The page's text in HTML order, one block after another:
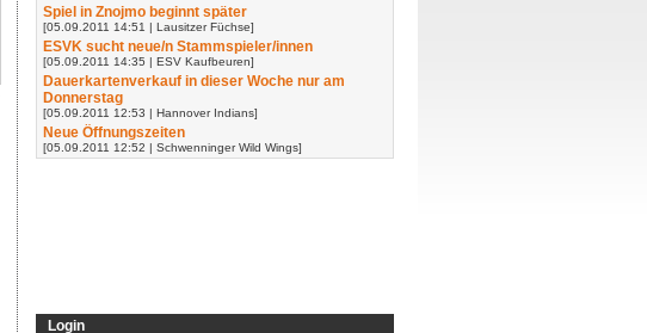
Spiel in Znojmo beginnt später
[05.09.2011 14:51 | Lausitzer Füchse]
ESVK sucht neue/n Stammspieler/innen
[05.09.2011 14:35 | ESV Kaufbeuren]
Dauerkartenverkauf in dieser Woche nur am
Donnerstag
[05.09.2011 12:53 | Hannover Indians]
Neue Öffnungszeiten
[05.09.2011 12:52 | Schwenninger Wild Wings]
Login